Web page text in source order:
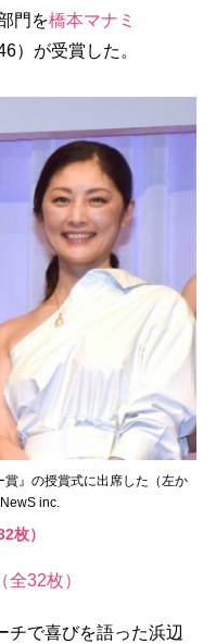
門を橋本マナミ
46）が受賞した。
賞』の授賞式に出席した（左か
inc.
枚）
全32枚）
で喜びを語った浜辺